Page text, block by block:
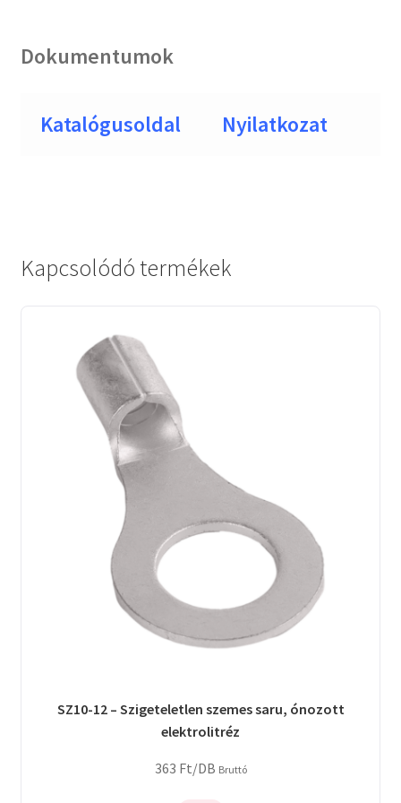
Dokumentumok
Katalógusoldal Nyilatkozat
Kapcsolódó termékek
SZ10-12 – Szigeteletlen szemes saru, ónozott
elektrolitréz
363 Ft/DB Bruttó